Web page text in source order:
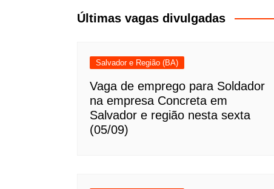
Post
Últimas vagas divulgadas
Salvador e Região (BA)
Vaga de emprego para Soldador
na empresa Concreta em
Salvador e região nesta sexta
(05/09)